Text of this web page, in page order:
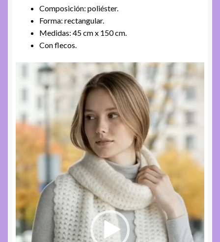
Composición: poliéster.
Forma: rectangular.
Medidas: 45 cm x 150 cm.
Con flecos.
Reproductor
de